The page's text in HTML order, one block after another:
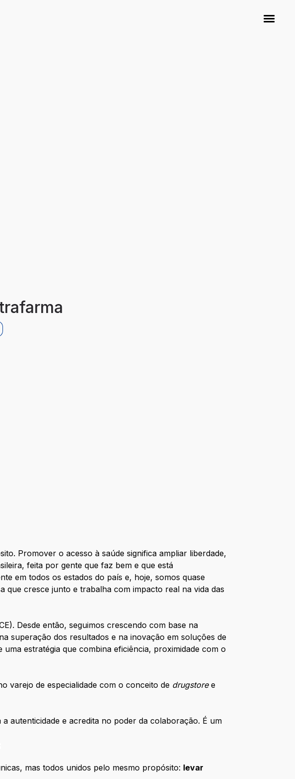
Promover o acesso à saúde significa ampliar liberdade,
feita por gente que faz bem e que está
em todos os estados do país e, hoje, somos quase
que cresce junto e trabalha com impacto real na vida das
Desde então, seguimos crescendo com base na
superação dos resultados e na inovação em soluções de
uma estratégia que combina eficiência, proximidade com o
varejo de especialidade com o conceito de drugstoree
autenticidade e acredita no poder da colaboração. É um
mas todos unidos pelo mesmo propósito: levar